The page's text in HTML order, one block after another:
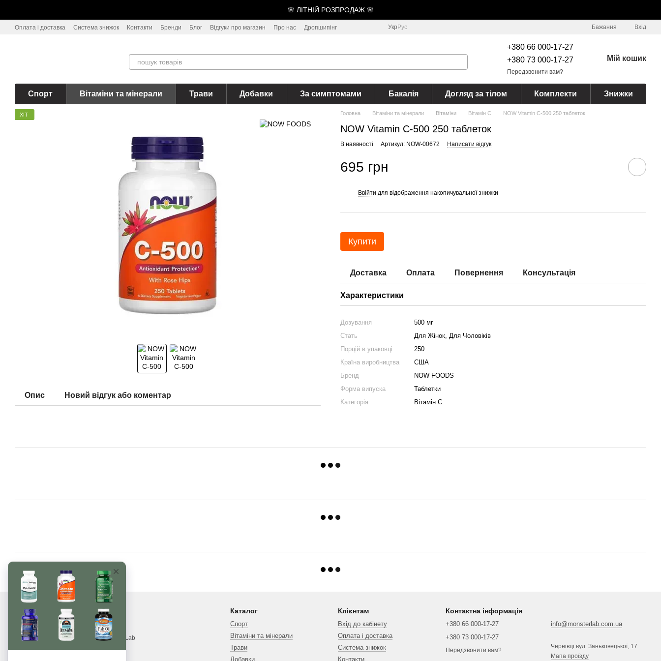
🌸 ЛІТНІЙ РОЗПРОДАЖ 🌸
Оплата і доставка Система знижок Контакти Бренди Блог Відгуки про магазин Про нас Дропшипінг Укр Рус Бажання Вхід
+380 66 000-17-27
+380 73 000-17-27
Передзвонити вам?
Мій кошик
Спорт Вітаміни та мінерали Трави Добавки За симптомами Бакалія Догляд за тілом Комплекти Знижки
ХІТ
Опис Новий відгук або коментар
Головна Вітаміни та мінерали Вітаміни Вітамін С NOW Vitamin C-500 250 таблеток
NOW Vitamin C-500 250 таблеток
В наявності Артикул: NOW-00672 Написати відгук
695 грн
Ввійти для відображення накопичувальної знижки
Купити
Доставка Оплата Повернення Консультація
Характеристики
Дозування
500 мг
Стать
Для Жінок, Для Чоловіків
Порцій в упаковці
250
Країна виробництва
США
Бренд
NOW FOODS
Форма випуска
Таблетки
Категорія
Вітамін С
© 2017—2026
Вітаміни, БАДи, добавки, трави MonsterLab
Каталог
Спорт
Вітаміни та мінерали
Трави
Добавки
Клієнтам
Вхід до кабінету
Оплата і доставка
Система знижок
Контакти
Контактна інформація
+380 66 000-17-27
+380 73 000-17-27
Передзвонити вам?
info@monsterlab.com.ua
Чернівці вул. Заньковецької, 17
Мапа проїзду